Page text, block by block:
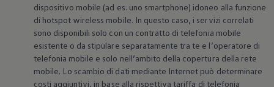
dispositivo mobile (ad es. uno smartphone) idoneo alla funzione
di hotspot wireless mobile. In questo caso, i servizi correlati
sono disponibili solo con un contratto di telefonia mobile
esistente o da stipulare separatamente tra te e l’operatore di
telefonia mobile e solo nell’ambito della copertura della rete
mobile. Lo scambio di dati mediante Internet può determinare
costi aggiuntivi, in base alla rispettiva tariffa di telefonia